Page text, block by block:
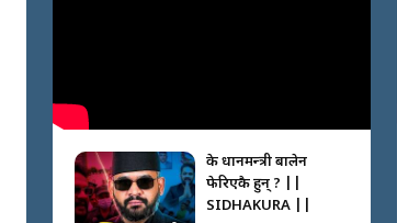
के प्रधानमन्त्री बालेन
फेरिएकै हुन् ? ||
SIDHAKURA ||